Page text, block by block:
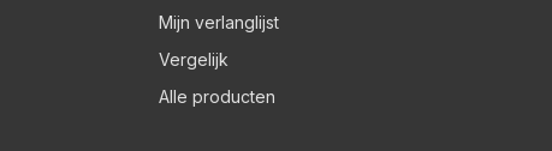
Mijn verlanglijst
Vergelijk
Alle producten